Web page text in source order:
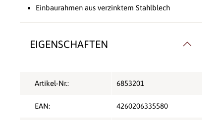
Einbaurahmen aus verzinktem Stahlblech
EIGENSCHAFTEN
Artikel-Nr.: 6853201
EAN: 4260206335580